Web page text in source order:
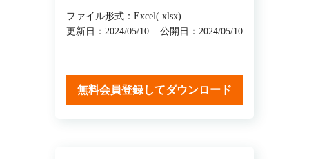
ファイル形式：Excel(.xlsx)
更新日：2024/05/10
公開日：2024/05/10
無料会員登録してダウンロード